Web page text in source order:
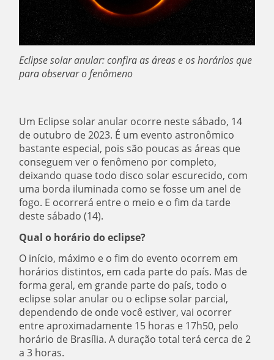
Eclipse solar anular: confira as áreas e os horários que
para observar o fenômeno
Um Eclipse solar anular ocorre neste sábado, 14
de outubro de 2023. É um evento astronômico
bastante especial, pois são poucas as áreas que
conseguem ver o fenômeno por completo,
deixando quase todo disco solar escurecido, com
uma borda iluminada como se fosse um anel de
fogo. E ocorrerá entre o meio e o fim da tarde
deste sábado (14).
Qual o horário do eclipse?
O início, máximo e o fim do evento ocorrem em
horários distintos, em cada parte do país. Mas de
forma geral, em grande parte do país, todo o
eclipse solar anular ou o eclipse solar parcial,
dependendo de onde você estiver, vai ocorrer
entre aproximadamente 15 horas e 17h50, pelo
horário de Brasília. A duração total terá cerca de 2
a 3 horas.